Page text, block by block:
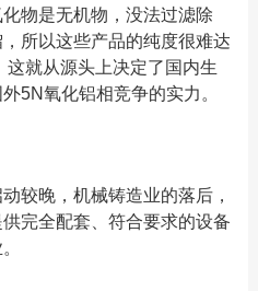
物是无机物，没法过滤除
所以这些产品的纯度很难达
就从源头上决定了国内生
5N氧化铝相竞争的实力。
较晚，机械铸造业的落后，
完全配套、符合要求的设备